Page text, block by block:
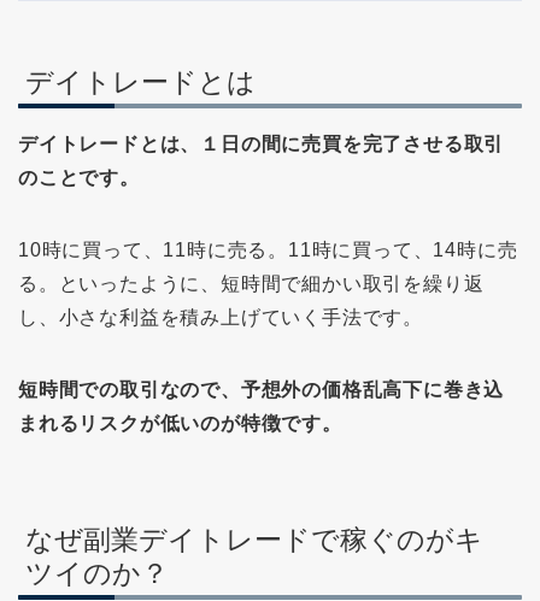
デイトレードとは
デイトレードとは、１日の間に売買を完了させる取引
のことです。
10時に買って、11時に売る。11時に買って、14時に売
る。といったように、短時間で細かい取引を繰り返
し、小さな利益を積み上げていく手法です。
短時間での取引なので、予想外の価格乱高下に巻き込
まれるリスクが低いのが特徴です。
なぜ副業デイトレードで稼ぐのがキ
ツイのか？